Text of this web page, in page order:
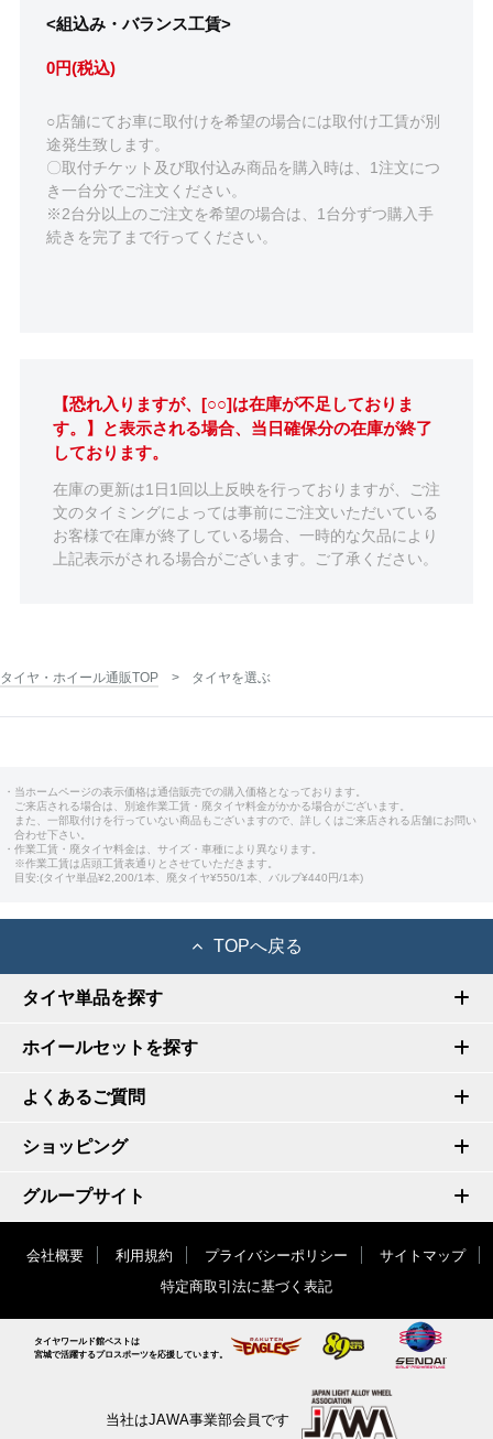
<組込み・バランス工賃>
0円(税込)
○店舗にてお車に取付けを希望の場合には取付け工賃が別
途発生致します。
〇取付チケット及び取付込み商品を購入時は、1注文につ
き一台分でご注文ください。
※2台分以上のご注文を希望の場合は、1台分ずつ購入手
続きを完了まで行ってください。
【恐れ入りますが、[○○]は在庫が不足しておりま
す。】と表示される場合、当日確保分の在庫が終了
しております。
在庫の更新は1日1回以上反映を行っておりますが、ご注
文のタイミングによっては事前にご注文いただいている
お客様で在庫が終了している場合、一時的な欠品により
上記表示がされる場合がございます。ご了承ください。
タイヤ・ホイール通販TOP タイヤを選ぶ
・当ホームページの表示価格は通信販売での購入価格となっております。
ご来店される場合は、別途作業工賃・廃タイヤ料金がかかる場合がございます。
また、一部取付けを行っていない商品もございますので、詳しくはご来店される店舗にお問い
合わせ下さい。
・作業工賃・廃タイヤ料金は、サイズ・車種により異なります。
※作業工賃は店頭工賃表通りとさせていただきます。
目安:(タイヤ単品¥2,200/1本、廃タイヤ¥550/1本、バルブ¥440円/1本)
TOPへ戻る
タイヤ単品を探す
ホイールセットを探す
よくあるご質問
ショッピング
グループサイト
会社概要 利用規約 プライバシーポリシー
サイトマップ
特定商取引法に基づく表記
タイヤワールド館ベストは
宮城で活躍するプロスポーツを応援しています。
当社はJAWA事業部会員です